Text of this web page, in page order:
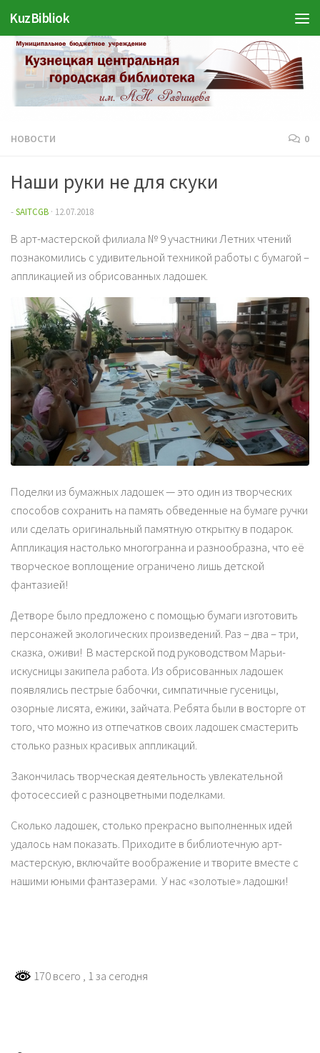
Перейти к содержимому
KuzBibliok
НОВОСТИ 0
Наши руки не для скуки
-SAITCGB · 12.07.2018
В арт-мастерской филиала № 9 участники Летних чтений
познакомились с удивительной техникой работы с бумагой –
аппликацией из обрисованных ладошек.
Поделки из бумажных ладошек — это один из творческих
способов сохранить на память обведенные на бумаге ручки
или сделать оригинальный памятную открытку в подарок.
Аппликация настолько многогранна и разнообразна, что её
творческое воплощение ограничено лишь детской
фантазией!
Детворе было предложено с помощью бумаги изготовить
персонажей экологических произведений. Раз – два – три,
сказка, оживи! В мастерской под руководством Марьи-
искусницы закипела работа. Из обрисованных ладошек
появлялись пестрые бабочки, симпатичные гусеницы,
озорные лисята, ежики, зайчата. Ребята были в восторге от
того, что можно из отпечатков своих ладошек смастерить
столько разных красивых аппликаций.
Закончилась творческая деятельность увлекательной
фотосессией с разноцветными поделками.
Сколько ладошек, столько прекрасно выполненных идей
удалось нам показать. Приходите в библиотечную арт-
мастерскую, включайте воображение и творите вместе с
нашими юными фантазерами. У нас «золотые» ладошки!
170 всего , 1 за сегодня